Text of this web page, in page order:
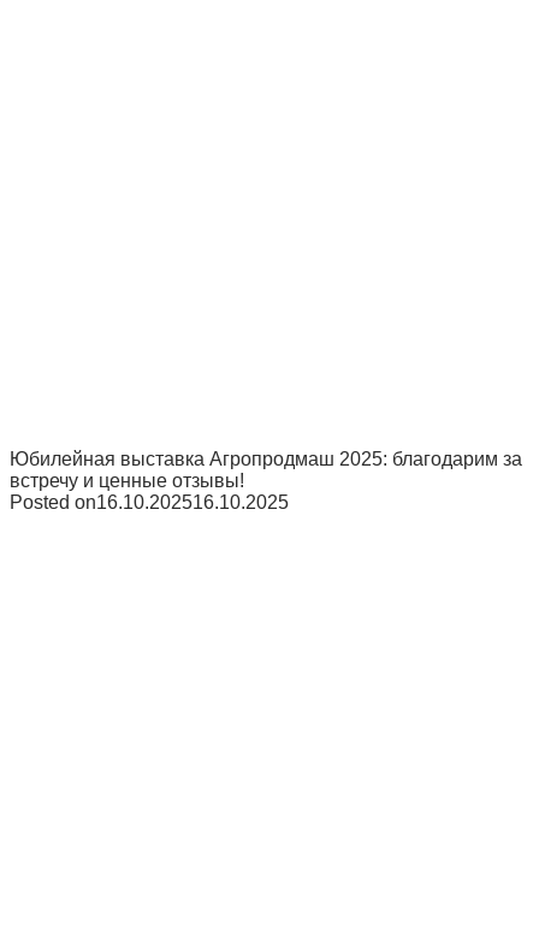
Юбилейная выставка Агропродмаш 2025: благодарим за
встречу и ценные отзывы!
Posted on16.10.202516.10.2025